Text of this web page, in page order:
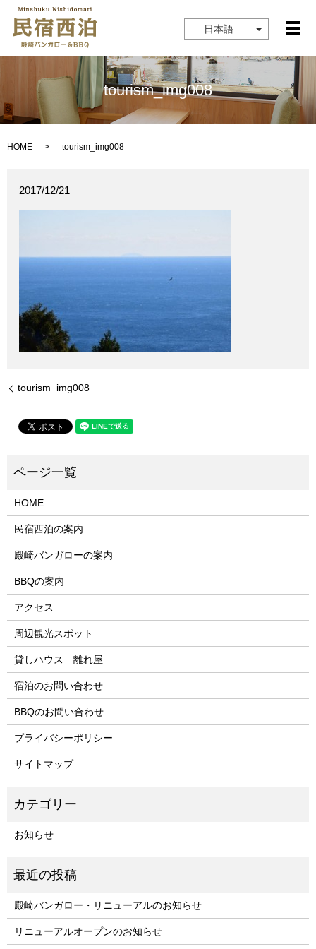
日本語 メ
tourism_img008
HOME tourism_img008
2017/12/21
tourism_img008
HOME
民宿西泊の案内
殿崎バンガローの案内
BBQの案内
アクセス
周辺観光スポット
貸しハウス 離れ屋
宿泊のお問い合わせ
BBQのお問い合わせ
プライバシーポリシー
サイトマップ
お知らせ
殿崎バンガロー・リニューアルのお知らせ
リニューアルオープンのお知らせ